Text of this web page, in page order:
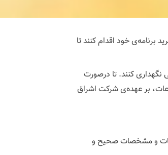
برنامه‌ی خود اقدام کنند تا
نگهداری کنند. تا درصورت
بر عهده‌ی شرکت اشراق
و مشخصات صحیح و